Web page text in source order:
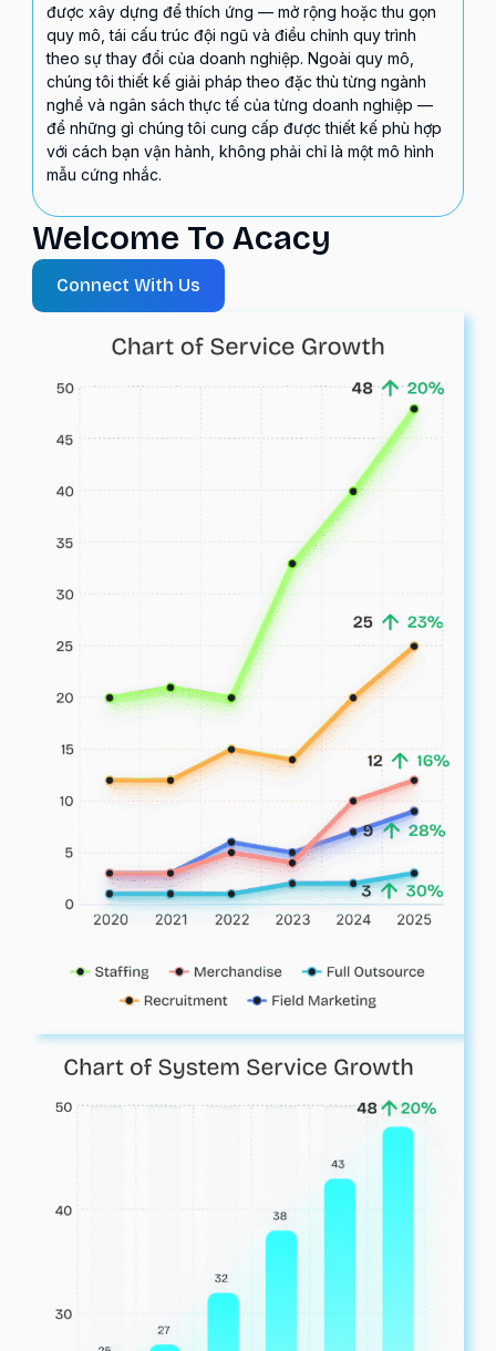
được xây dựng để thích ứng — mở rộng hoặc thu gọn
quy mô, tái cấu trúc đội ngũ và điều chỉnh quy trình
theo sự thay đổi của doanh nghiệp. Ngoài quy mô,
chúng tôi thiết kế giải pháp theo đặc thù từng ngành
nghề và ngân sách thực tế của từng doanh nghiệp —
để những gì chúng tôi cung cấp được thiết kế phù hợp
với cách bạn vận hành, không phải chỉ là một mô hình
mẫu cứng nhắc.
Welcome To Acacy
Connect With Us